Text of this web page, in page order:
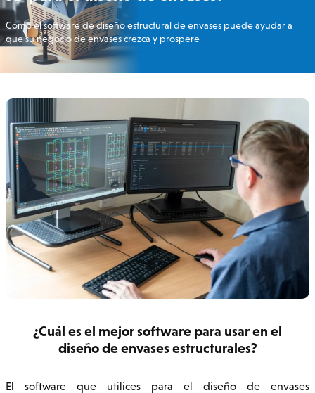
Cómo el software de diseño estructural de envases puede ayudar a
que su negocio de envases crezca y prospere
¿Cuál es el mejor software para usar en el
diseño de envases estructurales?
El software que utilices para el diseño de envases